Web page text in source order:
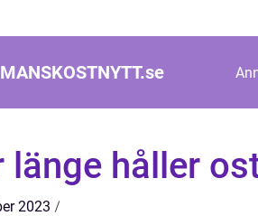
se
länge håller
2023